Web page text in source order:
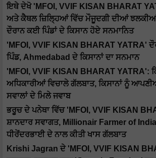
ਇਥੇ ਦੇਖੋ 'MFOI, VVIF KISAN BHARAT
ਅਤੇ ਕੈਥਲ ਜ਼ਿਲ੍ਹਿਆਂ ਵਿੱਚ ਮੌਜੂਦਗੀ ਦੀਆਂ
ਦੌਰਾਨ ਕਈ ਪਿੰਡਾਂ ਦੇ ਕਿਸਾਨ ਹੋਏ ਸਨਮਾਨਿਤ
'MFOI, VVIF KISAN BHARAT YATRA'
ਪਿੰਡ, Ahmedabad ਦੇ ਕਿਸਾਨਾਂ ਦਾ ਸਨਮਾਨ
'MFOI, VVIF KISAN BHARAT YATRA':
ਅਧਿਕਾਰੀਆਂ ਵਿਚਾਲੇ ਗੱਲਬਾਤ, ਕਿਸਾਨਾਂ ਨੂੰ
ਸਵਾਲਾਂ ਦੇ ਮਿਲੇ ਜਵਾਬ
ਭਰੂਚ ਦੇ ਪਨੇਥਾ ਵਿੱਚ 'MFOI, VVIF KISAN
ਸ਼ਾਨਦਾਰ ਸਵਾਗਤ, Millionair Farmer of
ਧੀਰੇਂਦਰਭਾਈ ਦੇ ਨਾਲ ਕੀਤੀ ਖਾਸ ਗੱਲਬਾਤ
Krishi Jagran ਦੇ 'MFOI, VVIF KISAN